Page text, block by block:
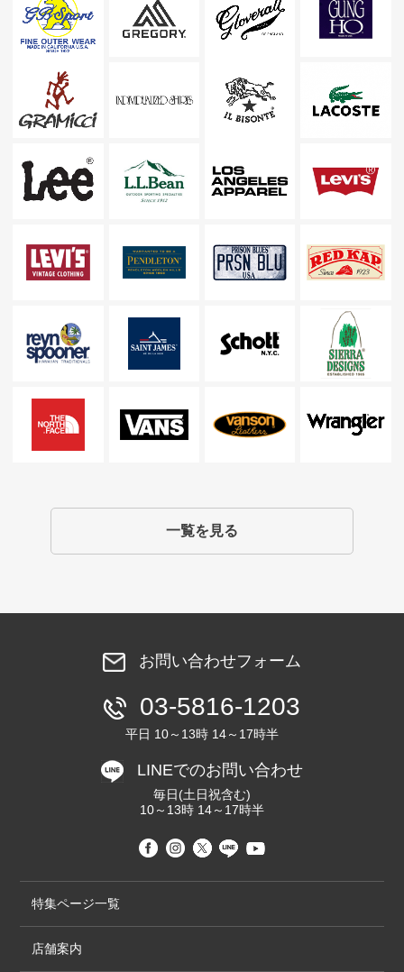
一覧を見る
お問い合わせフォーム
03-5816-1203
平日 10～13時 14～17時半
LINEでのお問い合わせ
毎日(土日祝含む)
10～13時 14～17時半
特集ページ一覧
店舗案内